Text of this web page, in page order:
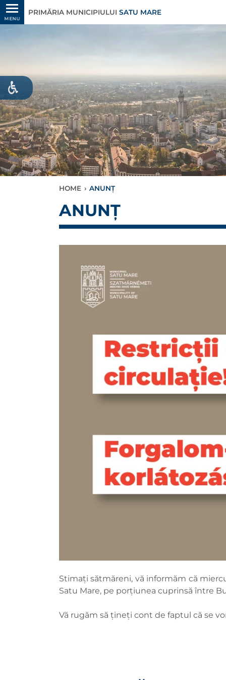
MENU
PRIMĂRIA MUNICIPIULUI SATU MARE
HOME › ANUNȚ
ANUNȚ
Stimați sătmăreni, vă informăm că
Satu Mare, pe porțiunea cuprinsă între
Vă rugăm să țineți cont de faptul că se